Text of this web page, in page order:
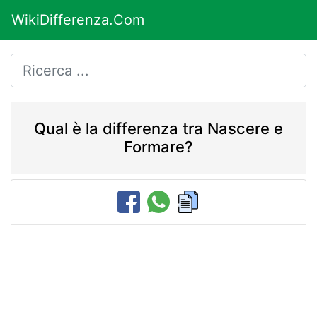
WikiDifferenza.Com
Qual è la differenza tra Nascere e
Formare?